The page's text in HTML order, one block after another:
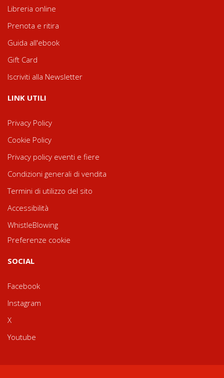
Libreria online
Prenota e ritira
Guida all'ebook
Gift Card
Iscriviti alla Newsletter
LINK UTILI
Privacy Policy
Cookie Policy
Privacy policy eventi e fiere
Condizioni generali di vendita
Termini di utilizzo del sito
Accessibilità
WhistleBlowing
Preferenze cookie
SOCIAL
Facebook
Instagram
X
Youtube